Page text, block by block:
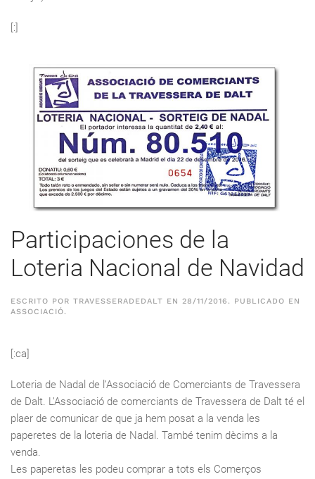
[:]
Participaciones de la
Loteria Nacional de Navidad
ESCRITO POR TRAVESSERADEDALT EN 28/11/2016 . PUBLICADO EN
ASSOCIACIÓ.
[:ca]
Loteria de Nadal de l’Associació de Comerciants de Travessera
de Dalt. L’Associació de comerciants de Travessera de Dalt té el
plaer de comunicar de que ja hem posat a la venda les
paperetes de la loteria de Nadal. També tenim dècims a la
venda.
Les paperetas les podeu comprar a tots els Comerços